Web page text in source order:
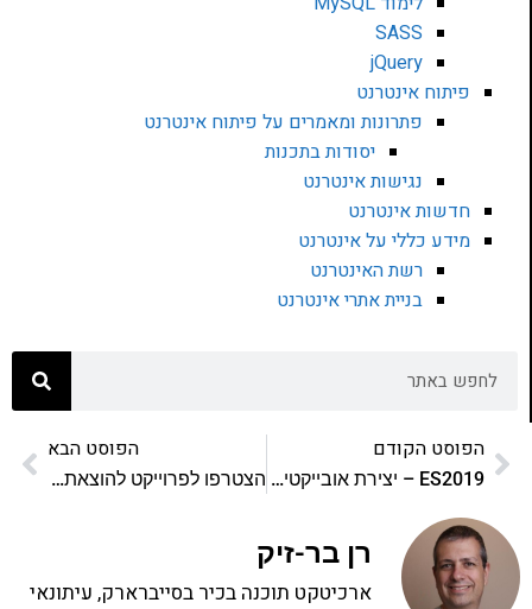
SASS
jQuery
פיתוח אינטרנט
פתרונות ומאמרים על פיתוח אינטרנט
יסודות בתכנות
נגישות אינטרנט
חדשות אינטרנט
מידע כללי על אינטרנט
רשת האינטרנט
בניית אתרי אינטרנט
הפוסט הקודם
ES2019 – יצירת אובייקטים ממערכים עם fromEntries
הפוסט הבא
הצטרפו לפרוייקט להוצאת ספר חדש של ג׳אווהסקריפט בעברית!
רן בר-זיק
ארכיטקט תוכנה בכיר בסייברארק, עיתונאי